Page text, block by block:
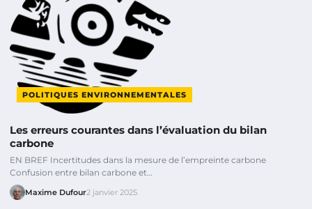
POLITIQUES ENVIRONNEMENTALES
Les erreurs courantes dans l’évaluation du bilan
carbone
EN BREF Incertitudes dans la mesure de l’empreinte carbone
Confusion entre bilan carbone et…
Maxime Dufour2 janvier 2025